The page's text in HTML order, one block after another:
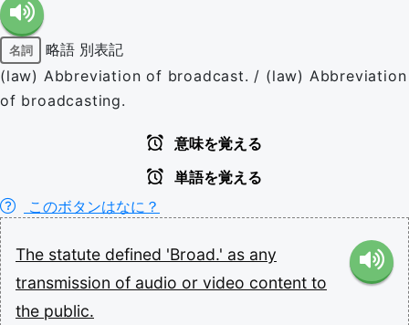
名詞 略語 別表記
(law) Abbreviation of broadcast. / (law) Abbreviation
of broadcasting.
意味を覚える
単語を覚える
このボタンはなに？
The statute defined 'Broad.' as any
transmission of audio or video content to
the public.